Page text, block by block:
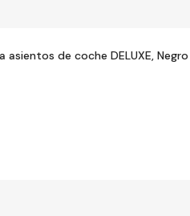
de coche DELUXE, Negro